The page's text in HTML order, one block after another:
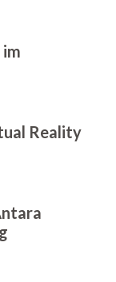
im
Reality